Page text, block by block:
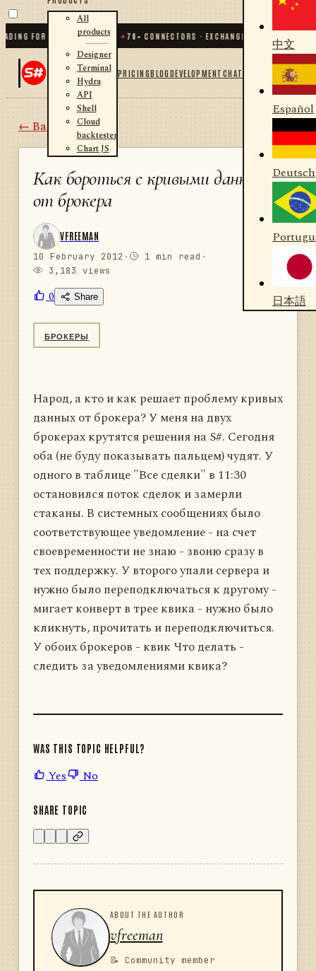
FOR .NET AND PYTHON✦70+ CONNECTORS · EXCHANGES · BROKERS ·
All
products
Designer
Terminal
Hydra
API
Shell
Cloud
backtester
Chart JS
PRICINGBLOGDEVELOPMENTCHAT
中文
Español
Deutsch
日本語
← Back
Как бороться с кривыми данными
от брокера
VFREEMAN
10 February 2012 · 1 min read ·
3,183 views
0 Share
БРОКЕРЫ
Народ, а кто и как решает проблему кривых
данных от брокера? У меня на двух
брокерах крутятся решения на S#. Сегодня
оба (не буду показывать пальцем) чудят. У
одного в таблице "Все сделки" в 11:30
остановился поток сделок и замерли
стаканы. В системных сообщениях было
соответствующее уведомление - на счет
своевременности не знаю - звоню сразу в
тех поддержку. У второго упали сервера и
нужно было переподключаться к другому -
мигает конверт в трее квика - нужно было
кликнуть, прочитать и переподключиться.
У обоих брокеров - квик Что делать -
следить за уведомлениями квика?
WAS THIS TOPIC HELPFUL?
Yes No
SHARE TOPIC
ABOUT THE AUTHOR
vfreeman
📝 Community member